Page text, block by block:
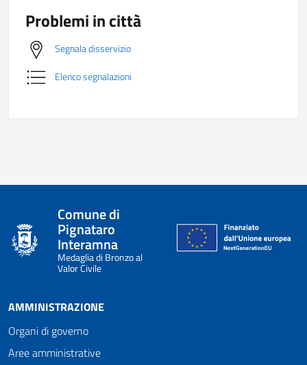
Problemi in città
Segnala disservizio
Elenco segnalazioni
Comune di
Pignataro
Interamna
Medaglia di Bronzo al
Valor Civile
AMMINISTRAZIONE
Organi di governo
Aree amministrative